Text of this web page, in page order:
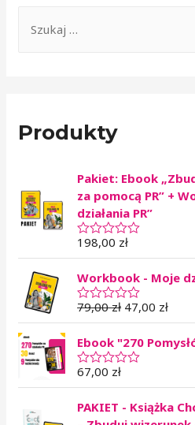
Produkty
Pakiet: Ebook
za pomocą PR” +
działania PR”
O
c
n
i
o
0
n
a
5
198,00 zł
Workbook - Moje
O
c
n
i
o
0
79,00zł 47,00 zł
Ebook "270
O
c
n
67,00 zł
PAKIET - Książka